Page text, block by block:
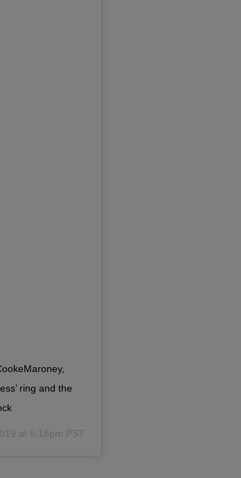
ring and the
at 6:18pm PST